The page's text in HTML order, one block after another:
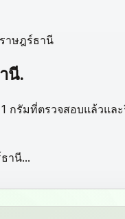
าษฎร์ธานี
นี.
รัมที่ตรวจสอบแล้วและ
านี...